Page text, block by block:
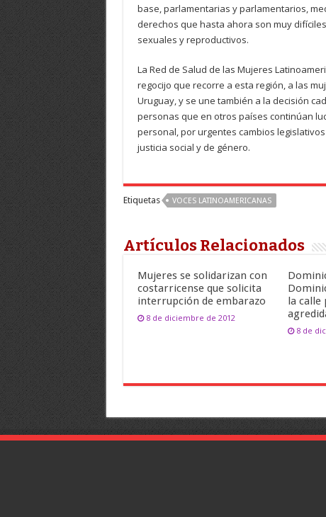
base, parlamentarias y parlamentarios,
derechos que hasta ahora son muy
sexuales y reproductivos.
La Red de Salud de las Mujeres
regocijo que recorre a esta región, a las
Uruguay, y se une también a la decisión
personas que en otros países continúan
personal, por urgentes cambios
justicia social y de género.
Etiquetas VOCES LATINOAMERICANAS
Artículos Relacionados
Mujeres se solidarizan con
costarricense que solicita
interrupción de embarazo
8 de diciembre de 2012
la calle
8 de